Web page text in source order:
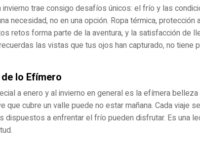
invierno trae consigo desafíos únicos: el frío y las
necesidad, no en una opción. Ropa térmica,
retos forma parte de la aventura, y la satisfacción de
las vistas que tus ojos han capturado, no tiene
lo Efímero
a enero y al invierno en general es la efímera
que cubre un valle puede no estar mañana. Cada viaje
dispuestos a enfrentar el frío pueden disfrutar. Es una